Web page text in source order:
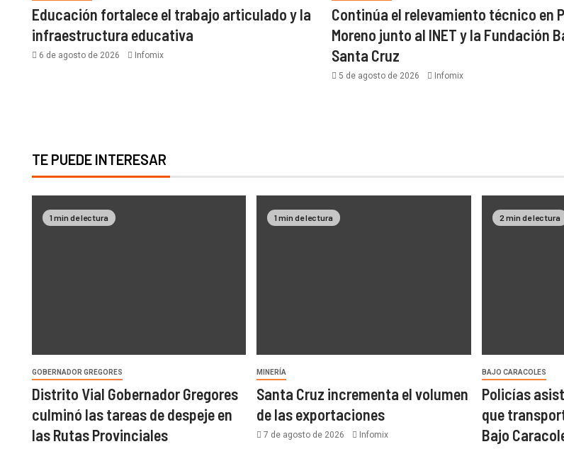
Educación fortalece el trabajo articulado y la
infraestructura educativa
6 de agosto de 2026 Infomix
Continúa el relevamiento técnico en
Moreno junto al INET y la Fundación
Santa Cruz
5 de agosto de 2026 Infomix
TE PUEDE INTERESAR
1 min de lectura
GOBERNADOR GREGORES
Distrito Vial Gobernador Gregores
culminó las tareas de despeje en
las Rutas Provinciales
1 min de lectura
MINERÍA
Santa Cruz incrementa el volumen
de las exportaciones
7 de agosto de 2026 Infomix
2 min de lectura
BAJO CARACOLES
Policías
que
Bajo